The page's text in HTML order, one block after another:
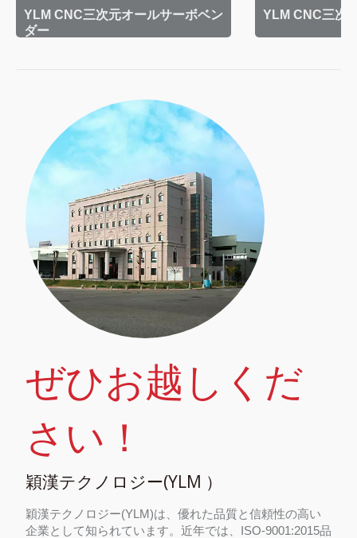
YLM CNC三次元オールサーボベン
ダー
YLM CNC三次
ぜひお越しくだ
さい！
穎漢テクノロジー(YLM ）
穎漢テクノロジー(YLM)は、優れた品質と信頼性の高い
企業として知られています。近年では、ISO-9001:2015品